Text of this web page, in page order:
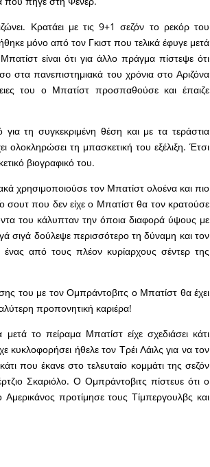
Κρατάει με τις 9+1 σεζόν το ρεκόρ του
μόνο από τον Γκιστ που τελικά έφυγε μετά
είναι ότι για άλλο πράγμα πίστεψε ότι
στα πανεπιστημιακά του χρόνια στο Αριζόνα
του ο Μπατίστ προσπαθούσε και έπαιζε
τη συγκεκριμένη θέση και με τα τεράστια
ολοκληρώσει τη μπασκετική του εξέλιξη. Έτσι
βιογραφικό του.
χρησιμοποιούσε τον Μπατίστ ολοένα και πιο
σουτ που δεν είχε ο Μπατίστ θα τον κρατούσε
του κάλυπταν την όποια διαφορά ύψους με
σιγά δούλεψε περισσότερο τη δύναμη και τον
από τους πλέον κυρίαρχους σέντερ της
του με τον Ομπράντοβιτς ο Μπατίστ θα έχει
προπονητική καριέρα!
το πείραμα Μπατίστ είχε σχεδιάσει κάτι
ήθελε τον Τρέι Λάιλς για να τον
που έκανε στο τελευταίο κομμάτι της σεζόν
Σκαριόλο. Ο Ομπράντοβιτς πίστευε ότι ο
προτίμησε τους Τίμπεργουλβς και